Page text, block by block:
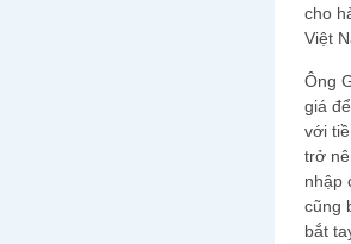
cho
Việt
Ông
giá
với
trở
nhập
cũng
bắt